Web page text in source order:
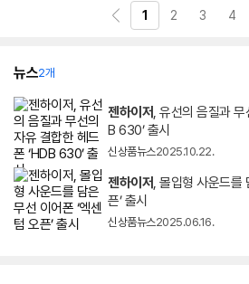
1 2 3 4
뉴스2개
젠하이저, 유선의 음질과 무
B 630’ 출시
신상품뉴스2025.10.22.
젠하이저, 몰입형 사운드를
픈’ 출시
신상품뉴스2025.06.16.